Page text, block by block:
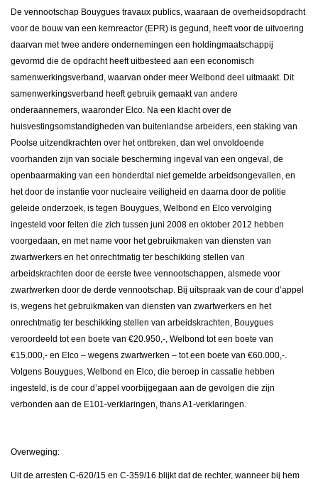
De vennootschap Bouygues travaux publics, waaraan de overheidsopdracht
voor de bouw van een kernreactor (EPR) is gegund, heeft voor de uitvoering
daarvan met twee andere ondernemingen een holdingmaatschappij
gevormd die de opdracht heeft uitbesteed aan een economisch
samenwerkingsverband, waarvan onder meer Welbond deel uitmaakt. Dit
samenwerkingsverband heeft gebruik gemaakt van andere
onderaannemers, waaronder Elco. Na een klacht over de
huisvestingsomstandigheden van buitenlandse arbeiders, een staking van
Poolse uitzendkrachten over het ontbreken, dan wel onvoldoende
voorhanden zijn van sociale bescherming ingeval van een ongeval, de
openbaarmaking van een honderdtal niet gemelde arbeidsongevallen, en
het door de instantie voor nucleaire veiligheid en daarna door de politie
geleide onderzoek, is tegen Bouygues, Welbond en Elco vervolging
ingesteld voor feiten die zich tussen juni 2008 en oktober 2012 hebben
voorgedaan, en met name voor het gebruikmaken van diensten van
zwartwerkers en het onrechtmatig ter beschikking stellen van
arbeidskrachten door de eerste twee vennootschappen, alsmede voor
zwartwerken door de derde vennootschap. Bij uitspraak van de cour d’appel
is, wegens het gebruikmaken van diensten van zwartwerkers en het
onrechtmatig ter beschikking stellen van arbeidskrachten, Bouygues
veroordeeld tot een boete van €20.950,-, Welbond tot een boete van
€15.000,- en Elco – wegens zwartwerken – tot een boete van €60.000,-.
Volgens Bouygues, Welbond en Elco, die beroep in cassatie hebben
ingesteld, is de cour d’appel voorbijgegaan aan de gevolgen die zijn
verbonden aan de E101-verklaringen, thans A1-verklaringen.
Overweging:
Uit de arresten C-620/15 en C-359/16 blijkt dat de rechter, wanneer bij hem